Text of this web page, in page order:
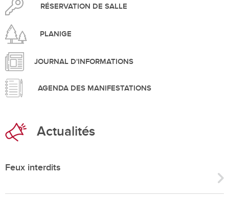
RÉSERVATION DE SALLE
PLANIGE
JOURNAL D'INFORMATIONS
AGENDA DES MANIFESTATIONS
Actualités
Feux interdits